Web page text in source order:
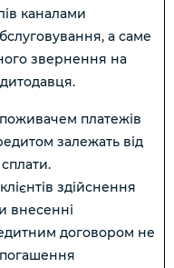
каналами
а саме
звернення на
платежів
залежать від
здійснення
внесенні
договором не